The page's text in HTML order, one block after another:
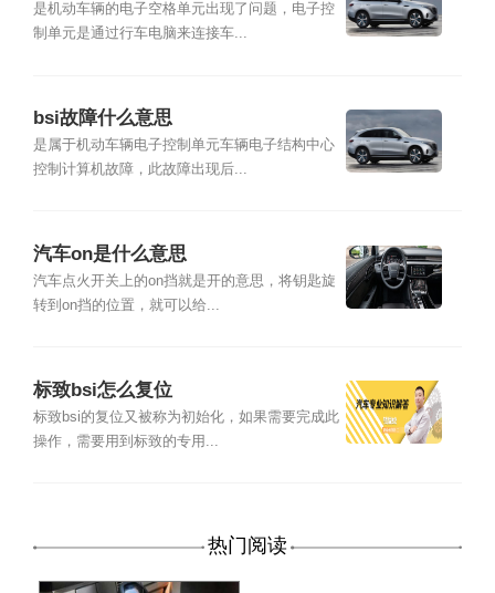
是机动车辆的电子空格单元出现了问题，电子控
制单元是通过行车电脑来连接车...
bsi故障什么意思
是属于机动车辆电子控制单元车辆电子结构中心
控制计算机故障，此故障出现后...
汽车on是什么意思
汽车点火开关上的on挡就是开的意思，将钥匙旋
转到on挡的位置，就可以给...
标致bsi怎么复位
标致bsi的复位又被称为初始化，如果需要完成此
操作，需要用到标致的专用...
热门阅读